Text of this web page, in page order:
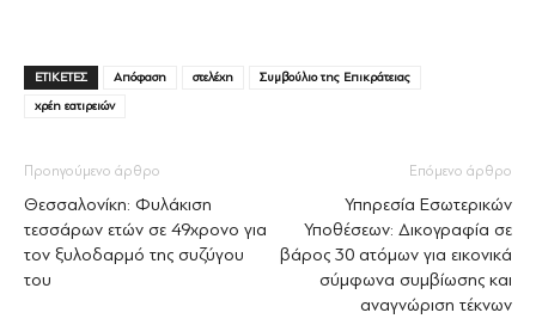
ΕΤΙΚΕΤΕΣ Απόφαση στελέχη
Συμβούλιο της Επικράτειας
χρέη εατιρειών
Προηγούμενο άρθρο
Θεσσαλονίκη: Φυλάκιση
τεσσάρων ετών σε 49χρονο για
τον ξυλοδαρμό της συζύγου
του
Επόμενο άρθρο
Υπηρεσία Εσωτερικών
Υποθέσεων: Δικογραφία σε
βάρος 30 ατόμων για εικονικά
σύμφωνα συμβίωσης και
αναγνώριση τέκνων